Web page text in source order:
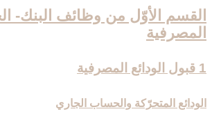
القسم الأوّل من وظائف البنك-
المصرفية
1 قبول الودائع المصرفية
الودائع المتحرّكة والحساب الجاري